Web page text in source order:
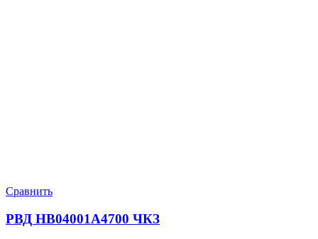
Сравнить
РВД HB04001A4700 ЧКЗ